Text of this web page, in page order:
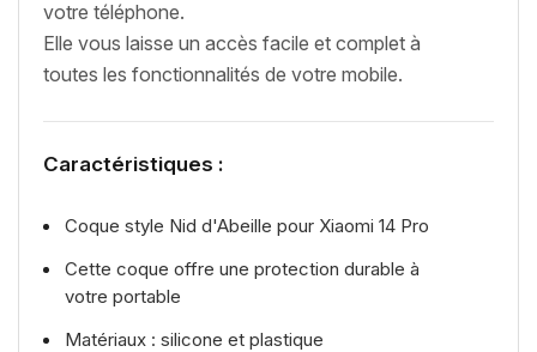
votre téléphone.
Elle vous laisse un accès facile et complet à
toutes les fonctionnalités de votre mobile.
Caractéristiques :
Coque style Nid d'Abeille pour Xiaomi 14 Pro
Cette coque offre une protection durable à
votre portable
Matériaux : silicone et plastique